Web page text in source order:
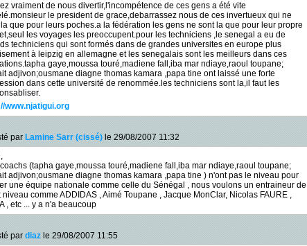
vraiment de nous divertir,l'incompétence de ces gens a été vite
le president de grace,debarrassez nous de ces invertueux qui ne
que pour leurs poches.a la fédération les gens ne sont la que pour leur propre
les voyages les preoccupent.pour les techniciens ,le senegal a eu de
techniciens qui sont formés dans de grandes universites en europe plus
à leipzig en allemagne et les senegalais sont les meilleurs dans ces
gaye,moussa touré,madiene fall,iba mar ndiaye,raoul toupane;
adjivon;ousmane diagne thomas kamara ,papa tine ont laissé une forte
dans cette université de renommée.les techniciens sont la,il faut les
www.njatigui.org
par Lamine Sarr (cissé) le 29/08/2007 11:32
(tapha gaye,moussa touré,madiene fall,iba mar ndiaye,raoul toupane;
adjivon;ousmane diagne thomas kamara ,papa tine ) n'ont pas le niveau pour
une équipe nationale comme celle du Sénégal , nous voulons un entraineur de
niveau comme ADDIDAS , Aimé Toupane , Jacque MonClar, Nicolas FAURE ,
, etc ... y a n'a beaucoup
pardiaz le 29/08/2007 11:55